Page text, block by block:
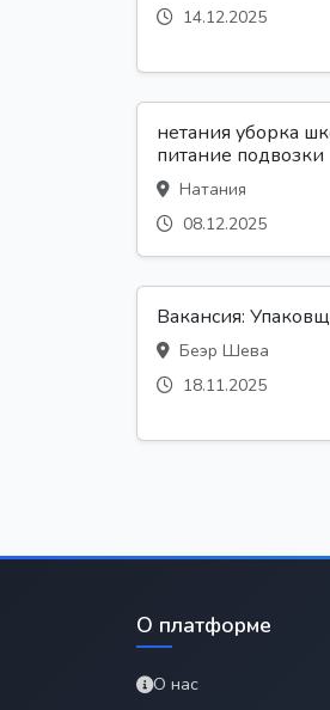
14.12.2025
нетания уборка
питание подвозки
Натания
08.12.2025
Вакансия:
Беэр Шева
18.11.2025
О платформе
О нас